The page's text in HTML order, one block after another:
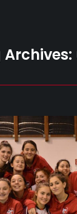
Archives: